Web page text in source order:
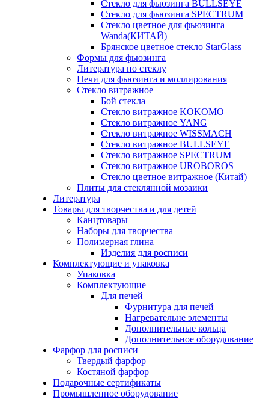
Стекло для фьюзинга BULLSEYE
Стекло для фьюзинга SPECTRUM
Стекло цветное для фьюзинга
Wanda(КИТАЙ)
Брянское цветное стекло StarGlass
Формы для фьюзинга
Литература по стеклу
Печи для фьюзинга и моллирования
Стекло витражное
Бой стекла
Стекло витражное KOKOMO
Стекло витражное YANG
Стекло витражное WISSMACH
Стекло витражное BULLSEYE
Стекло витражное SPECTRUM
Стекло витражное UROBOROS
Стекло цветное витражное (Китай)
Плиты для стеклянной мозаики
Литература
Товары для творчества и для детей
Канцтовары
Наборы для творчества
Полимерная глина
Изделия для росписи
Комплектующие и упаковка
Упаковка
Комплектующие
Для печей
Фурнитура для печей
Нагревательне элементы
Дополнительные кольца
Дополнительное оборудование
Фарфор для росписи
Твердый фарфор
Костяной фарфор
Подарочные сертификаты
Промышленное оборудование